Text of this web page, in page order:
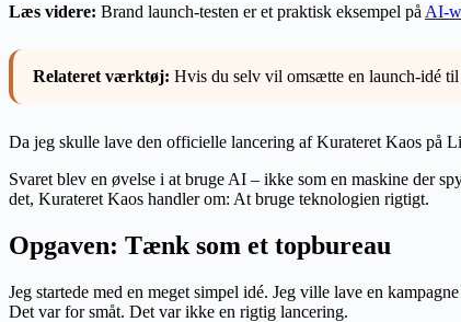
Læs videre: Brand launch-testen er et praktisk eksempel på AI-
Relateret værktøj: Hvis du selv vil omsætte en launch-idé til
Da jeg skulle lave den officielle lancering af Kurateret Kaos på
Svaret blev en øvelse i at bruge AI – ikke som en maskine der
det, Kurateret Kaos handler om: At bruge teknologien rigtigt.
Opgaven: Tænk som et topbureau
Jeg startede med en meget simpel idé. Jeg ville lave en
Det var for småt. Det var ikke en rigtig lancering.